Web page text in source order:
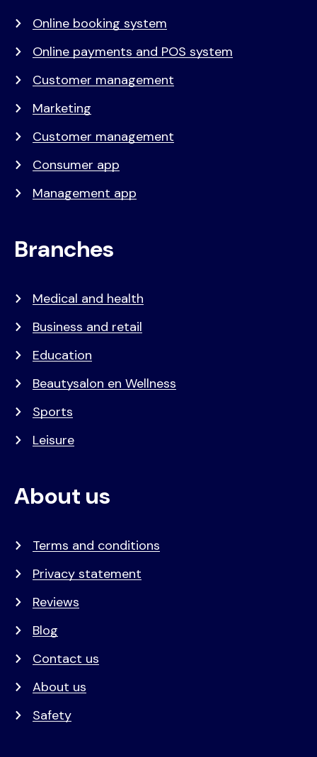
Online booking system
Online payments and POS system
Customer management
Marketing
Customer management
Consumer app
Management app
Branches
Medical and health
Business and retail
Education
Beautysalon en Wellness
Sports
Leisure
About us
Terms and conditions
Privacy statement
Reviews
Blog
Contact us
About us
Safety